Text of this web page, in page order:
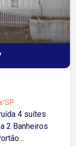
SP
4 suítes
2 Banheiros